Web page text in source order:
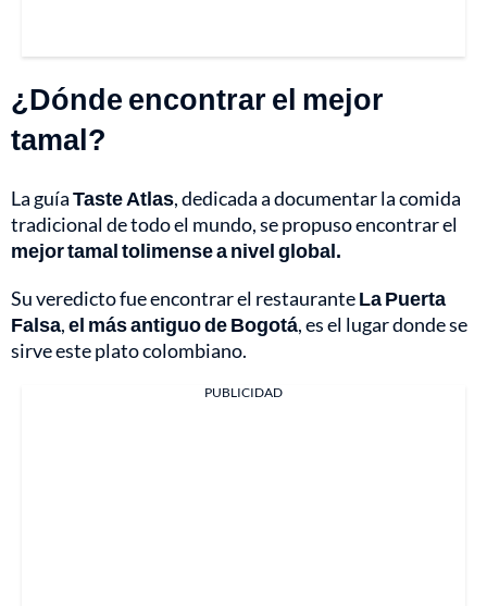
¿Dónde encontrar el mejor
tamal?
La guíaTaste Atlas, dedicada a documentar la comida
tradicional de todo el mundo, se propuso encontrar el
mejor tamal tolimense a nivel global.
Su veredicto fue encontrar el restauranteLa Puerta
Falsa,el más antiguo de Bogotá, es el lugar donde se
sirve este plato colombiano.
PUBLICIDAD